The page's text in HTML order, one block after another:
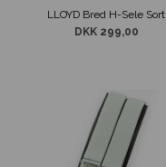
LLOYD Bred H-Sele Sort
DKK 299,00